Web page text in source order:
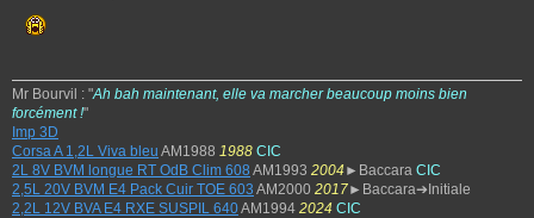
s
g
e
Mr Bourvil : "Ah bah maintenant, elle va marcher beaucoup moins bien
forcément !"
Imp 3D
Corsa A 1,2L Viva bleu AM1988 1988 CIC
2L 8V BVM longue RT OdB Clim 608 AM1993 2004 ►Baccara CIC
2,5L 20V BVM E4 Pack Cuir TOE 603 AM2000 2017►Baccara➔Initiale
2,2L 12V BVA E4 RXE SUSPIL 640AM1994 2024 CIC